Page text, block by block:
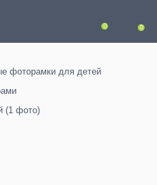
0 0
фоторамки для детей
(1 фото)